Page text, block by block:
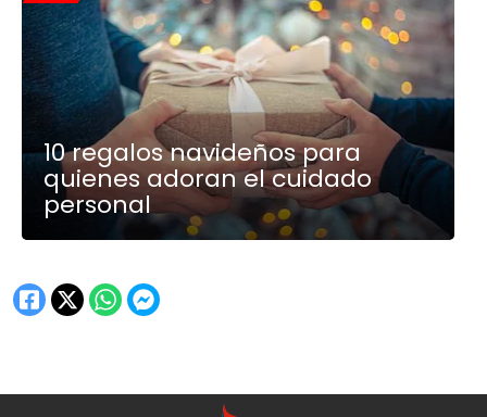
10 regalos navideños para
quienes adoran el cuidado
personal